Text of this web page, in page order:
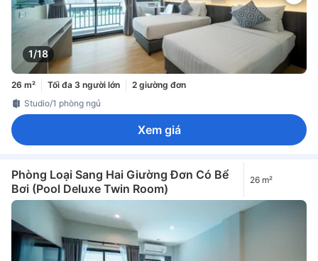
1/18
26 m² Tối đa 3 người lớn
2 giường đơn
Studio/1 phòng ngủ
Xem giá
Phòng Loại Sang Hai Giường Đơn Có Bể
Bơi (Pool Deluxe Twin Room)
26 m²